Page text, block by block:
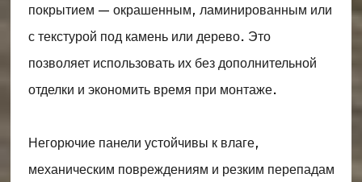
покрытием — окрашенным, ламинированным или
с текстурой под камень или дерево. Это
позволяет использовать их без дополнительной
отделки и экономить время при монтаже.
Негорючие панели устойчивы к влаге,
механическим повреждениям и резким перепадам